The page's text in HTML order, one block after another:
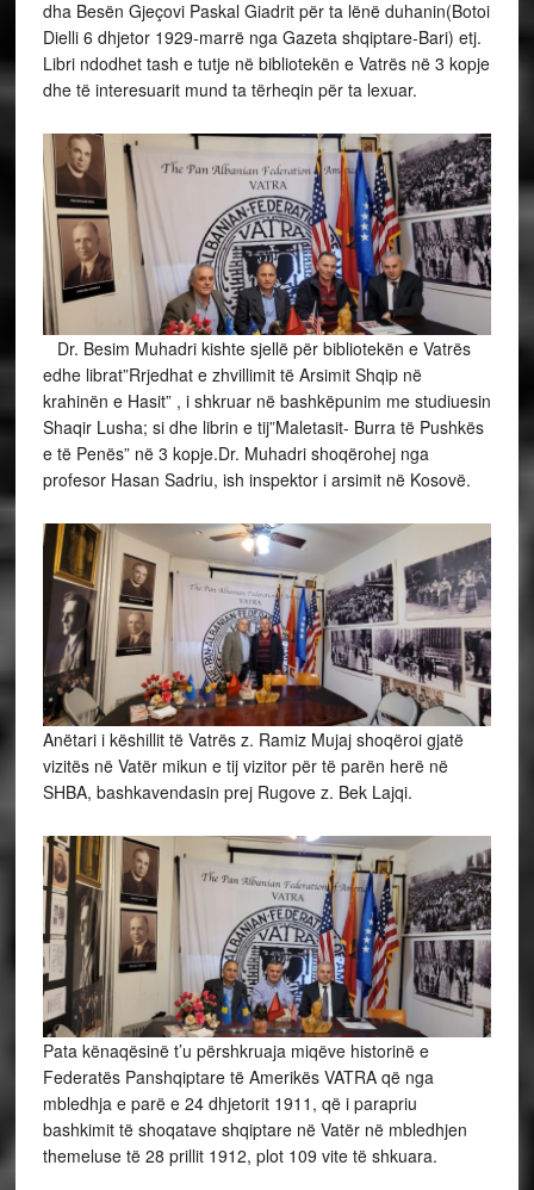
dha Besën Gjeçovi Paskal Giadrit për ta lënë duhanin(Botoi
Dielli 6 dhjetor 1929-marrë nga Gazeta shqiptare-Bari) etj.
Libri ndodhet tash e tutje në bibliotekën e Vatrës në 3 kopje
dhe të interesuarit mund ta tërheqin për ta lexuar.
Dr. Besim Muhadri kishte sjellë për bibliotekën e Vatrës
edhe librat”Rrjedhat e zhvillimit të Arsimit Shqip në
krahinën e Hasit” , i shkruar në bashkëpunim me studiuesin
Shaqir Lusha; si dhe librin e tij”Maletasit- Burra të Pushkës
e të Penës” në 3 kopje.Dr. Muhadri shoqërohej nga
profesor Hasan Sadriu, ish inspektor i arsimit në Kosovë.
Anëtari i këshillit të Vatrës z. Ramiz Mujaj shoqëroi gjatë
vizitës në Vatër mikun e tij vizitor për të parën herë në
SHBA, bashkavendasin prej Rugove z. Bek Lajqi.
Pata kënaqësinë t’u përshkruaja miqëve historinë e
Federatës Panshqiptare të Amerikës VATRA që nga
mbledhja e parë e 24 dhjetorit 1911, që i parapriu
bashkimit të shoqatave shqiptare në Vatër në mbledhjen
themeluse të 28 prillit 1912, plot 109 vite të shkuara.